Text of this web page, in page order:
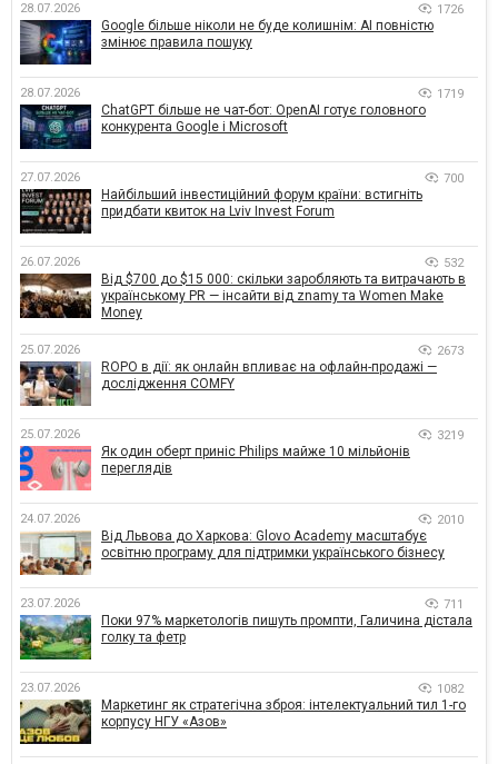
28.07.2026 1726
Google більше ніколи не буде колишнім: AI повністю
змінює правила пошуку
28.07.2026 1719
ChatGPT більше не чат-бот: OpenAI готує головного
конкурента Google і Microsoft
27.07.2026 700
Найбільший інвестиційний форум країни: встигніть
придбати квиток на Lviv Invest Forum
26.07.2026 532
Від $700 до $15 000: скільки заробляють та витрачають в
українському PR — інсайти від znamy та Women Make
Money
25.07.2026 2673
ROPO в дії: як онлайн впливає на офлайн-продажі —
дослідження COMFY
25.07.2026 3219
Як один оберт приніс Philips майже 10 мільйонів
переглядів
24.07.2026 2010
Від Львова до Харкова: Glovo Academy масштабує
освітню програму для підтримки українського бізнесу
23.07.2026 711
Поки 97% маркетологів пишуть промпти, Галичина дістала
голку та фетр
23.07.2026 1082
Маркетинг як стратегічна зброя: інтелектуальний тил 1-го
корпусу НГУ «Азов»